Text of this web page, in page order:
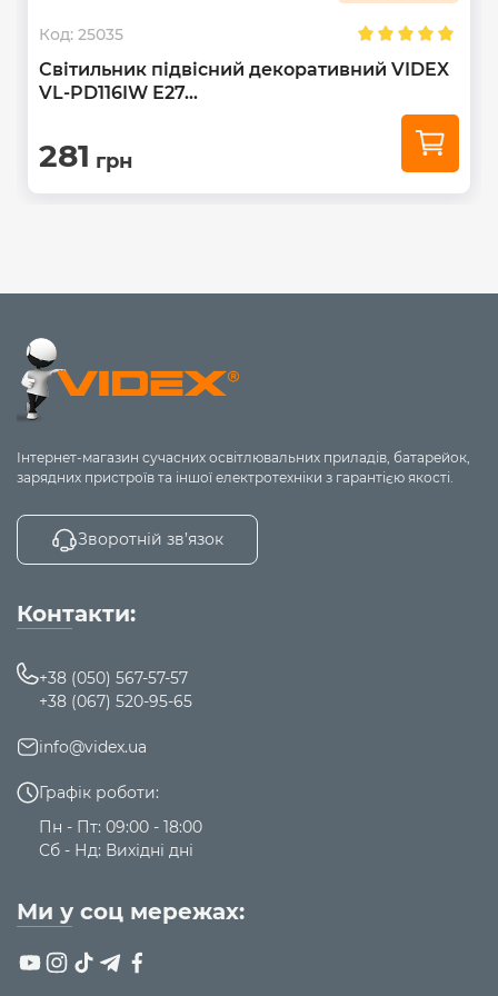
Код: 25035
Світильник підвісний декоративний VIDEX
VL-PD116IW Е27...
281 грн
Інтернет-магазин сучасних освітлювальних приладів, батарейок,
зарядних пристроїв та іншої електротехніки з гарантією якості.
Зворотній зв’язок
Контакти:
+38 (050) 567-57-57
+38 (067) 520-95-65
info@videx.ua
Графік роботи:
Пн - Пт: 09:00 - 18:00
Сб - Нд: Вихідні дні
Ми у соц мережах: